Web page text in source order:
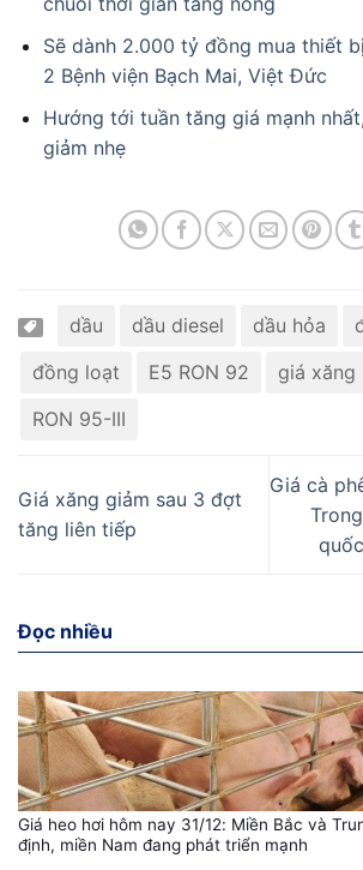
Sẽ dành 2.000 tỷ đồng mua thiết
2 Bệnh viện Bạch Mai, Việt Đức
Hướng tới tuần tăng giá mạnh
giảm nhẹ
dầu dầu diesel dầu hỏa
đồng loạt
E5 RON 92 giá xăng
RON 95-III
Giá xăng giảm sau 3 đợt
tăng liên tiếp
Giá cà
Đọc nhiều
Giá heo hơi hôm nay 31/12: Miền Bắc và
định, miền Nam đang phát triển mạnh